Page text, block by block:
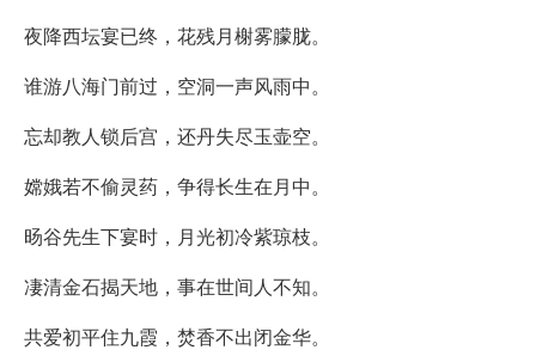
夜降西坛宴已终，花残月榭雾朦胧。
谁游八海门前过，空洞一声风雨中。
忘却教人锁后宫，还丹失尽玉壶空。
嫦娥若不偷灵药，争得长生在月中。
旸谷先生下宴时，月光初冷紫琼枝。
凄清金石揭天地，事在世间人不知。
共爱初平住九霞，焚香不出闭金华。